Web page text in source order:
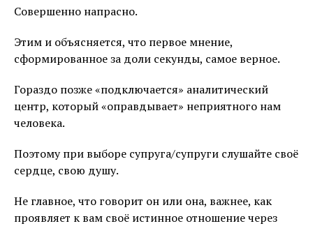
Совершенно напрасно.
Этим и объясняется, что первое мнение,
сформированное за доли секунды, самое верное.
Гораздо позже «подключается» аналитический
центр, который «оправдывает» неприятного нам
человека.
Поэтому при выборе супруга/супруги слушайте своё
сердце, свою душу.
Не главное, что говорит он или она, важнее, как
проявляет к вам своё истинное отношение через